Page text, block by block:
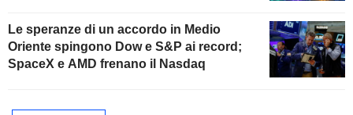
Le speranze di un accordo in Medio
Oriente spingono Dow e S&P ai record;
SpaceX e AMD frenano il Nasdaq